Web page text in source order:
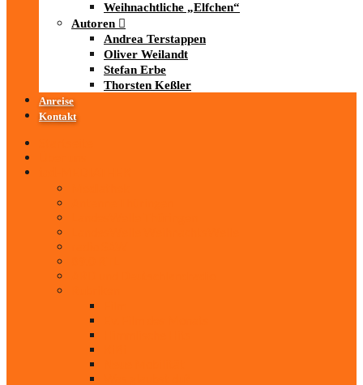
Weihnachtliche „Elfchen“
Autoren
Andrea Terstappen
Oliver Weilandt
Stefan Erbe
Thorsten Keßler
Anreise
Kontakt